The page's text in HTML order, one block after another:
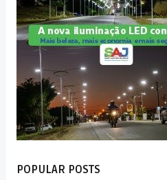
POPULAR POSTS